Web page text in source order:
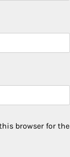
browser for the